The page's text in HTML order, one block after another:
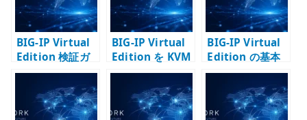
BIG-IP Virtual
Edition 検証ガ
イド – F5 VE を
構成する流れ
BIG-IP Virtual
Edition を KVM
にデプロイする –
QCOW2 と virt-
install で検証環
境を作る
BIG-IP Virtual
Edition の基本
設定 – 管理 IP /
ホスト名 / DNS /
NTP を整える